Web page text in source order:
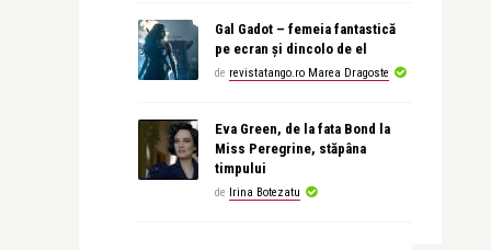
Gal Gadot – femeia fantastică
pe ecran și dincolo de el
de revistatango.ro Marea Dragoste
Eva Green, de la fata Bond la
Miss Peregrine, stăpâna
timpului
de Irina Botezatu